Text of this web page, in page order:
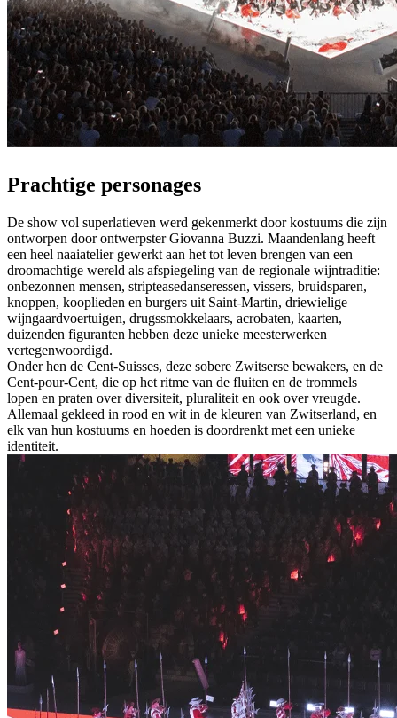
Prachtige personages
De show vol superlatieven werd gekenmerkt door kostuums die zijn
ontworpen door ontwerpster Giovanna Buzzi. Maandenlang heeft
een heel naaiatelier gewerkt aan het tot leven brengen van een
droomachtige wereld als afspiegeling van de regionale wijntraditie:
onbezonnen mensen, stripteasedanseressen, vissers, bruidsparen,
knoppen, kooplieden en burgers uit Saint-Martin, driewielige
wijngaardvoertuigen, drugssmokkelaars, acrobaten, kaarten,
duizenden figuranten hebben deze unieke meesterwerken
vertegenwoordigd.
Onder hen de Cent-Suisses, deze sobere Zwitserse bewakers, en de
Cent-pour-Cent, die op het ritme van de fluiten en de trommels
lopen en praten over diversiteit, pluraliteit en ook over vreugde.
Allemaal gekleed in rood en wit in de kleuren van Zwitserland, en
elk van hun kostuums en hoeden is doordrenkt met een unieke
identiteit.